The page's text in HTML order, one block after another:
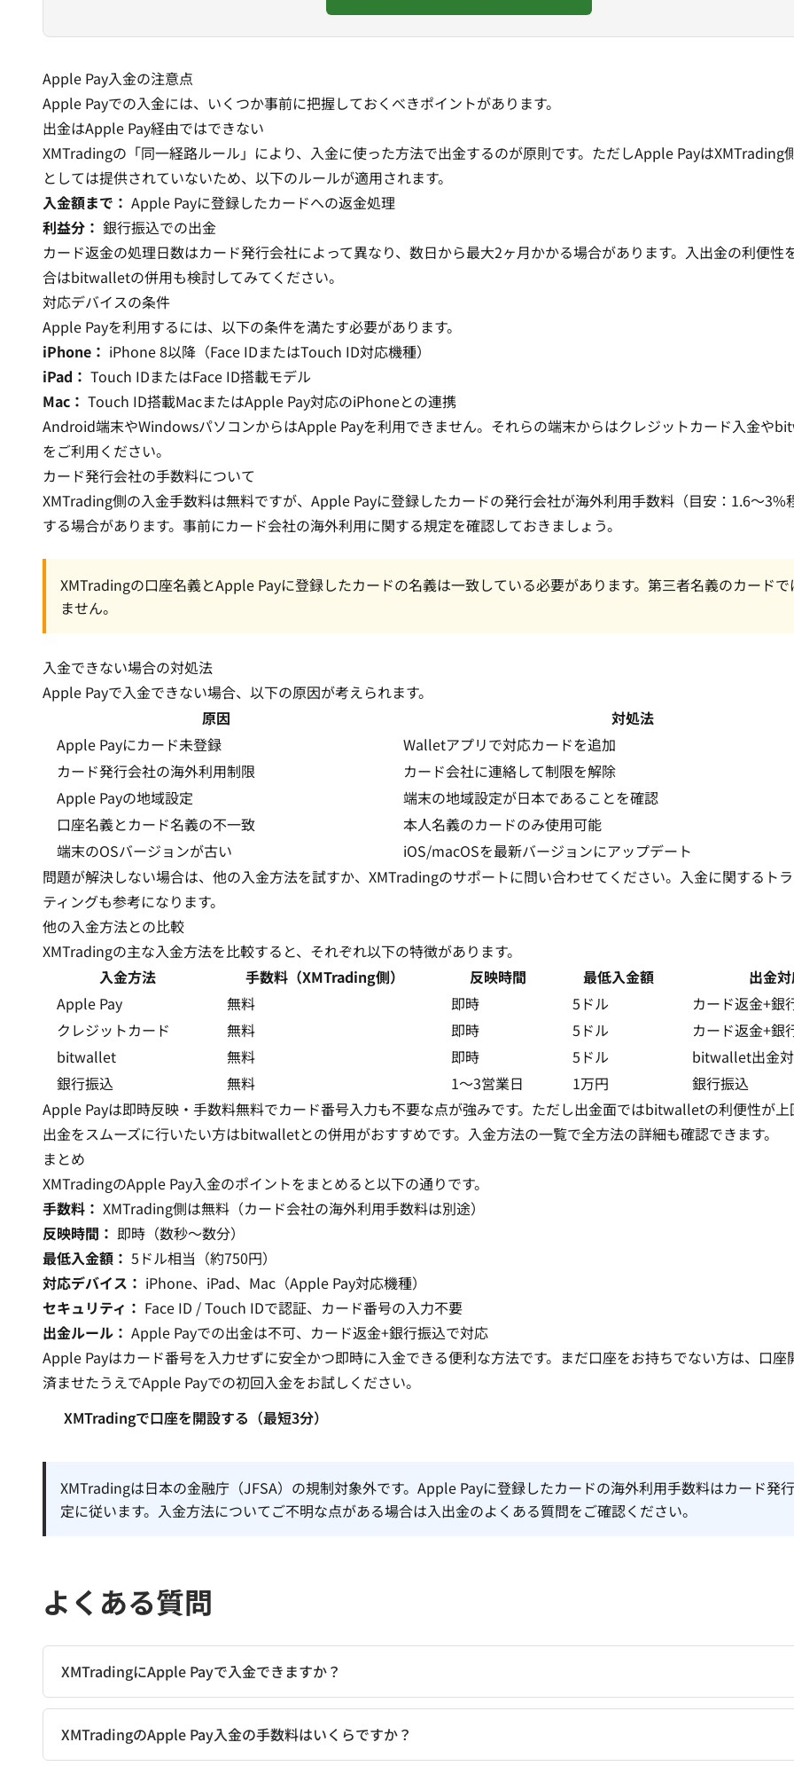
Apple Pay入金の注意点
Apple Payでの入金には、いくつか事前に把握しておくべきポイントがあります。
出金はApple Pay経由ではできない
XMTradingの「同一経路ルール」により、入金に使った方法で出金するのが原則です。ただしApple PayはXMTrading
としては提供されていないため、以下のルールが適用されます。
入金額まで： Apple Payに登録したカードへの返金処理
利益分： 銀行振込での出金
カード返金の処理日数はカード発行会社によって異なり、数日から最大2ヶ月かかる場合があります。入出金の利便性
合はbitwalletの併用も検討してみてください。
対応デバイスの条件
Apple Payを利用するには、以下の条件を満たす必要があります。
iPhone： iPhone 8以降（Face IDまたはTouch ID対応機種）
iPad： Touch IDまたはFace ID搭載モデル
Mac： Touch ID搭載MacまたはApple Pay対応のiPhoneとの連携
Android端末やWindowsパソコンからはApple Payを利用できません。それらの端末からはクレジットカード入金や
をご利用ください。
カード発行会社の手数料について
XMTrading側の入金手数料は無料ですが、Apple Payに登録したカードの発行会社が海外利用手数料（目安：1.6〜3%
する場合があります。事前にカード会社の海外利用に関する規定を確認しておきましょう。
XMTradingの口座名義とApple Payに登録したカードの名義は一致している必要があります。第三者名義のカードで
ません。
入金できない場合の対処法
Apple Payで入金できない場合、以下の原因が考えられます。
原因
対処法
Apple Payにカード未登録
Walletアプリで対応カードを追加
カード発行会社の海外利用制限
カード会社に連絡して制限を解除
Apple Payの地域設定
端末の地域設定が日本であることを確認
口座名義とカード名義の不一致
本人名義のカードのみ使用可能
端末のOSバージョンが古い
iOS/macOSを最新バージョンにアップデート
問題が解決しない場合は、他の入金方法を試すか、XMTradingのサポートに問い合わせてください。 入金に関するト
ティングも参考になります。
他の入金方法との比較
XMTradingの主な入金方法を比較すると、それぞれ以下の特徴があります。
入金方法
手数料（XMTrading側） 反映時間 最低入金額
出金
Apple Pay
無料 即時 5ドル
カード返金+銀
クレジットカード
無料 即時 5ドル
カード返金+銀
bitwallet
無料 即時 5ドル
bitwallet出金
銀行振込
無料 1〜3営業日 1万円
銀行振込
Apple Payは即時反映・手数料無料でカード番号入力も不要な点が強みです。ただし出金面ではbitwalletの利便性が上
出金をスムーズに行いたい方はbitwalletとの併用がおすすめです。 入金方法の一覧で全方法の詳細も確認できます。
まとめ
XMTradingのApple Pay入金のポイントをまとめると以下の通りです。
手数料： XMTrading側は無料（カード会社の海外利用手数料は別途）
反映時間： 即時（数秒〜数分）
最低入金額： 5ドル相当（約750円）
対応デバイス： iPhone、iPad、Mac（Apple Pay対応機種）
セキュリティ： Face ID / Touch IDで認証、カード番号の入力不要
出金ルール： Apple Payでの出金は不可、カード返金+銀行振込で対応
Apple Payはカード番号を入力せずに安全かつ即時に入金できる便利な方法です。まだ口座をお持ちでない方は、 口座
済ませたうえでApple Payでの初回入金をお試しください。
XMTradingで口座を開設する（最短3分）
XMTradingは日本の金融庁（JFSA）の規制対象外です。Apple Payに登録したカードの海外利用手数料はカード発
定に従います。入金方法についてご不明な点がある場合は入出金のよくある質問をご確認ください。
よくある質問
XMTradingにApple Payで入金できますか？
XMTradingのApple Pay入金の手数料はいくらですか？